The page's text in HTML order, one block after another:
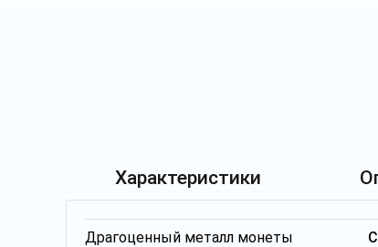
Характеристики
Драгоценный металл монеты